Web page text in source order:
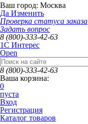
Ваш город: Москва
Да Изменить
Проверка статуса заказа
Задать вопрос
8 (800)-333-42-63
1C Интерес
Open
8 (800)-333-42-63
Ваша корзина:
0
пуста
Вход
Регистрация
Каталог товаров